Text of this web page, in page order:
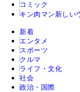
コミック
キン肉マン 新しい
新着
エンタメ
スポーツ
クルマ
ライフ・文化
社会
政治・国際